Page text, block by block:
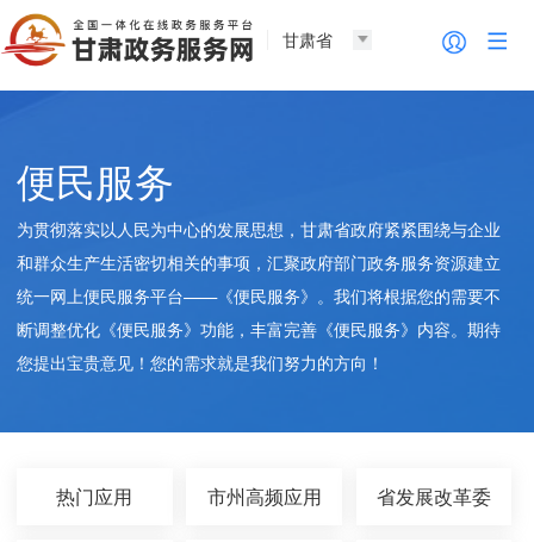
甘肃省
便民服务
为贯彻落实以人民为中心的发展思想，甘肃省政府紧紧围绕与企业
和群众生产生活密切相关的事项，汇聚政府部门政务服务资源建立
统一网上便民服务平台——《便民服务》。我们将根据您的需要不
断调整优化《便民服务》功能，丰富完善《便民服务》内容。期待
您提出宝贵意见！您的需求就是我们努力的方向！
热门应用 市州高频应用 省发展改革委